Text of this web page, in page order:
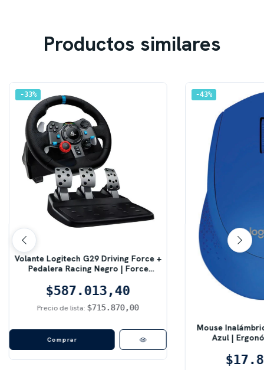
Productos similares
33%
Volante Logitech G29 Driving Force +
Pedalera Racing Negro | Force
Compatible con PS5, PS4, PS3 y PC
$587.013,40
Precio de lista: $715.870,00
43%
Mouse
Azul |